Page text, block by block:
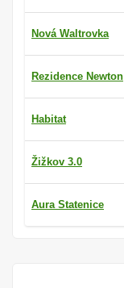
Nová Waltrovka
Rezidence Newton
Habitat
Žižkov 3.0
Aura Statenice